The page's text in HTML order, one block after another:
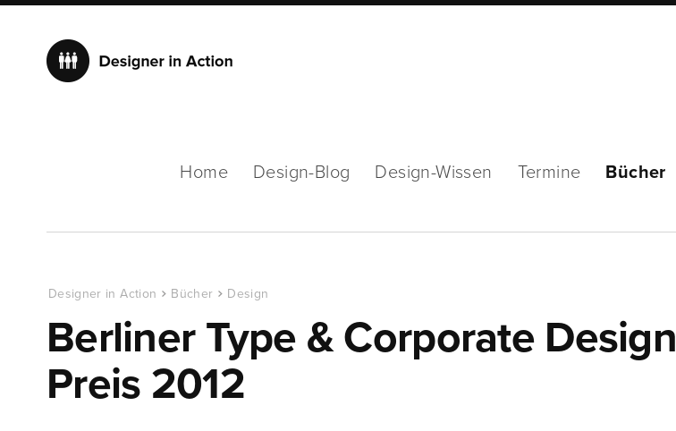
Home Design-Blog Design-Wissen Termine Bücher
Designer in Action Bücher Design
Berliner Type & Corporate Design
Preis 2012